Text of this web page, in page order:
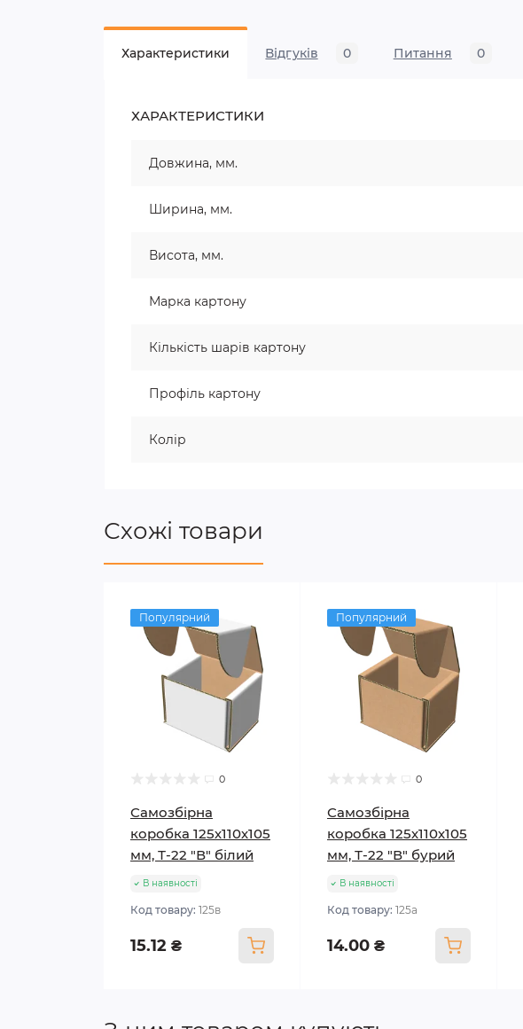
Характеристики Відгуків 0 Питання 0
ХАРАКТЕРИСТИКИ
Довжина, мм.
Ширина, мм.
Висота, мм.
Марка картону
Кількість шарів картону
Профіль картону
Колір
Схожі товари
Популярний
0
Самозбірна
коробка 125х110х105
мм, Т-22 "В" білий
В наявності
Код товару: 125в
15.12 ₴
Популярний
0
Самозбірна
коробка 125х110х105
мм, Т-22 "В" бурий
В наявності
Код товару: 125а
14.00 ₴